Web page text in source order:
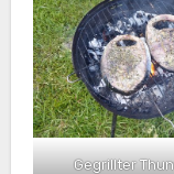
Gegrillter